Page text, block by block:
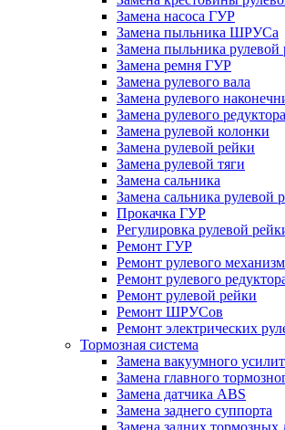
Замена насоса ГУР
Замена пыльника ШРУСа
Замена пыльника рулевой
Замена ремня ГУР
Замена рулевого вала
Замена рулевого
Замена рулевого редуктора
Замена рулевой колонки
Замена рулевой рейки
Замена рулевой тяги
Замена сальника
Замена сальника рулевой
Прокачка ГУР
Регулировка рулевой
Ремонт ГУР
Ремонт рулевого
Ремонт рулевого
Ремонт рулевой рейки
Ремонт ШРУСов
Ремонт электрических
Тормозная система
Замена вакуумного
Замена главного
Замена датчика ABS
Замена заднего суппорта
Замена задних тормозных